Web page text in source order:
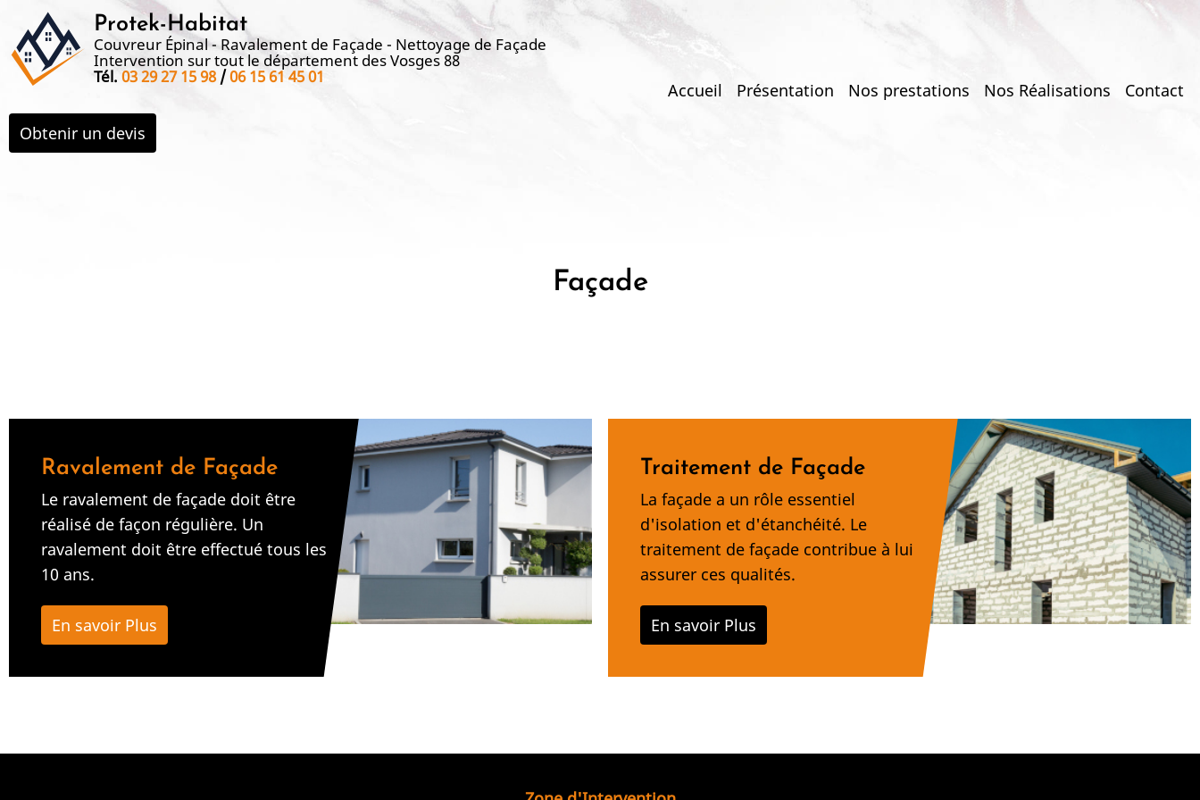
contenu
principal
Protek-Habitat
Couvreur Épinal - Ravalement de Façade - Nettoyage de Façade
Intervention sur tout le département des Vosges 88
Tél. 03 29 27 15 98/06 15 61 45 01
Obtenir un devis
Main
Accueil Présentation Nos prestations Nos Réalisations Contact
Façade
Ravalement de Façade
Le ravalement de façade doit être
réalisé de façon régulière. Un
ravalement doit être effectué tous les
10 ans.
En savoir Plus
Traitement de Façade
La façade a un rôle essentiel
d'isolation et d'étanchéité. Le
traitement de façade contribue à lui
assurer ces qualités.
En savoir Plus